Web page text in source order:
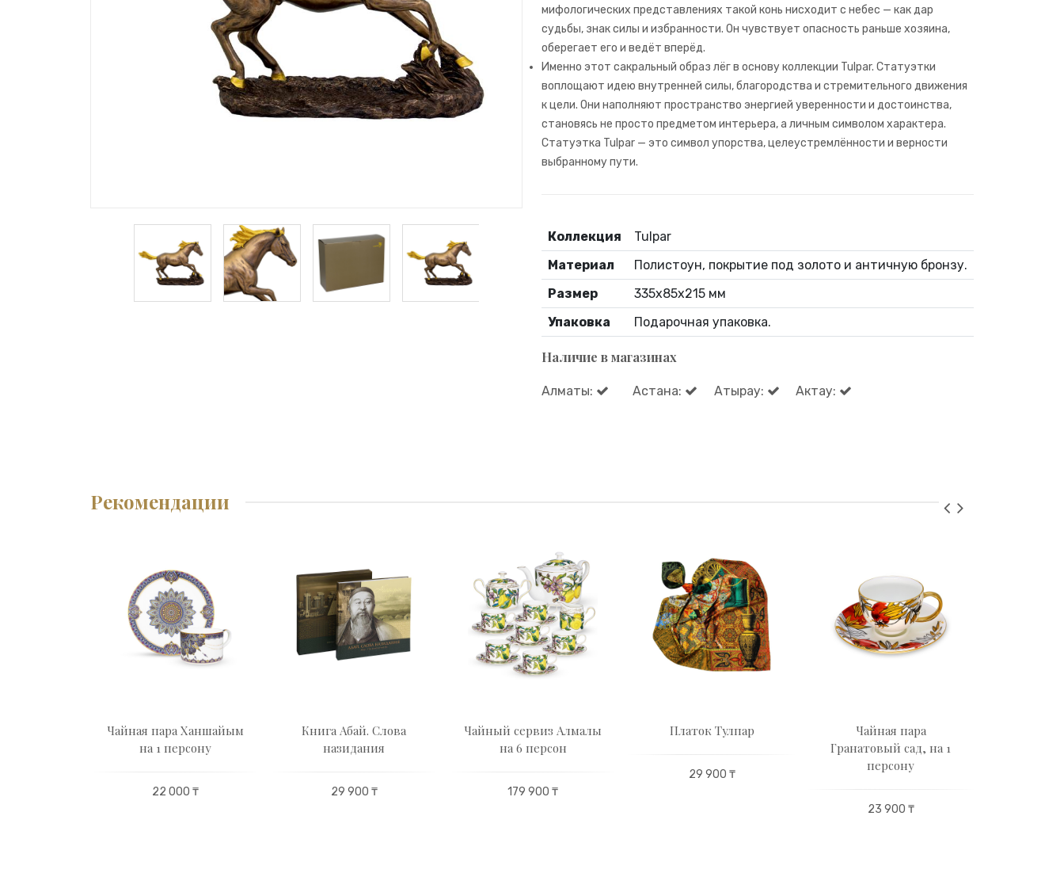
мифологических представлениях такой конь нисходит с небес — как дар
судьбы, знак силы и избранности. Он чувствует опасность раньше хозяина,
оберегает его и ведёт вперёд.
Именно этот сакральный образ лёг в основу коллекции Tulpar. Статуэтки
воплощают идею внутренней силы, благородства и стремительного движения
к цели. Они наполняют пространство энергией уверенности и достоинства,
становясь не просто предметом интерьера, а личным символом характера.
Статуэтка Tulpar — это символ упорства, целеустремлённости и верности
выбранному пути.
Коллекция
Tulpar
Материал
Полистоун, покрытие под золото и античную бронзу.
Размер
335x85x215 мм
Упаковка
Подарочная упаковка.
Наличие в магазинах
Алматы: Астана: Атырау: Актау:
Рекомендации
Чайная пара Ханшайым
на 1 персону
22 000 ₸
Книга Абай. Слова
назидания
29 900 ₸
Чайный сервиз Алмалы
на 6 персон
179 900 ₸
Платок Тулпар
29 900 ₸
Чайная пара
Гранатовый сад, на 1
персону
23 900 ₸